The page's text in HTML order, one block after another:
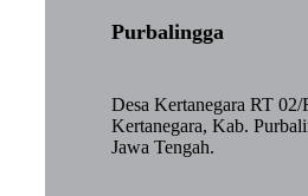
Purbalingga
Desa Kertanegara RT
Kertanegara, Kab.
Jawa Tengah.